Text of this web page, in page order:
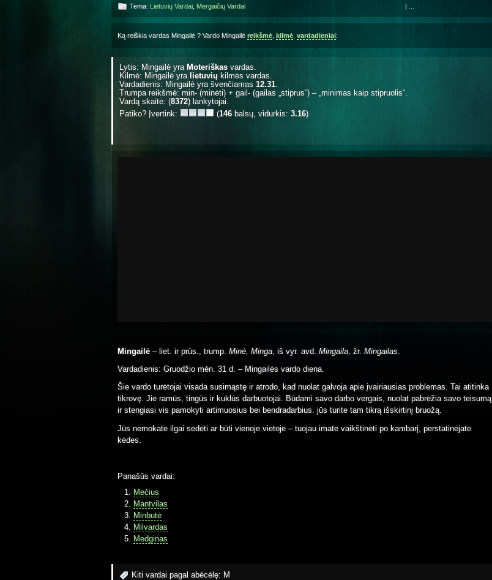
Tema: Lietuvių Vardai Mergaičių Vardai |
Ką reiškia vardas Mingailė ? Vardo Mingailė reikšmė kilmė vardadieniai:
Lytis: Mingailė yra Moteriškas vardas.
Kilmė: Mingailė yra lietuvių kilmės vardas.
Vardadienis: Mingailė yra švenčiamas 12.31
Trumpa reikšmė: min- (minėti) + gail- (gailas „stiprus“) – „minimas kaip stipruolis“.
Vardą skaitė: (8372) lankytojai.
Patiko? Įvertink:
(146 balsų, vidurkis: 3.16)
Mingailė – liet. ir prūs., trump. Minė, Minga , iš vyr. avd. Mingaila , žr. Mingailas
Vardadienis: Gruodžio mėn. 31 d. – Mingailės vardo diena.
Šie vardo turėtojai visada susimąstę ir atrodo, kad nuolat galvoja apie įvairiausias problemas. Tai atitinka
tikrovę. Jie ramūs, tingūs ir kuklūs darbuotojai. Būdami savo darbo vergais, nuolat pabrėžia savo teisumą
ir stengiasi vis pamokyti artimuosius bei bendradarbius. jūs turite tam tikrą išskirtinį bruožą.
Jūs nemokate ilgai sėdėti ar būti vienoje vietoje – tuojau imate vaikštinėti po kambarį, perstatinėjate
kėdes.
Panašūs vardai:
Mečius
Mantvilas
Minbutė
Milvardas
Medginas
Kiti vardai pagal abėcėlę: M